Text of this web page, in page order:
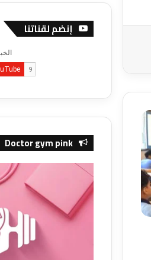
إنضم لقناتنا
Doctor gym pink